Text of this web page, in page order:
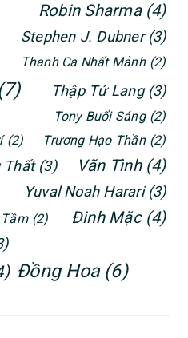
Robin Sharma (4)
Stephen J. Dubner (3)
Thanh Ca Nhất Mảnh (2)
Thập Tứ Lang (3)
Tony Buổi Sáng (2)
(2) Trương Hạo Thần (2)
Thất (3) Vãn Tình (4)
Yuval Noah Harari (3)
(2) Đinh Mặc (4)
Đồng Hoa (6)